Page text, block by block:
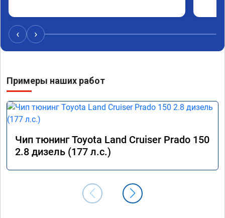
‹ ›
Примеры наших работ
Чип тюнинг Toyota Land Cruiser Prado 150
2.8 дизель (177 л.с.)